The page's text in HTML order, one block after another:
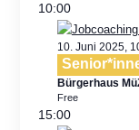
10:00
10. Juni 2025,
Bürgerhaus
Free
15:00